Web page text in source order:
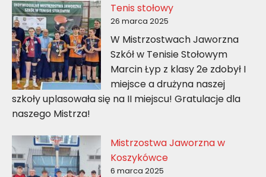
Tenis stołowy
26 marca 2025
W Mistrzostwach Jaworzna
Szkół w Tenisie Stołowym
Marcin Łyp z klasy 2e zdobył I
miejsce a drużyna naszej
szkoły uplasowała się na II miejscu! Gratulacje dla
naszego Mistrza!
Mistrzostwa Jaworzna w
Koszykówce
6 marca 2025